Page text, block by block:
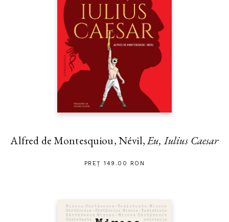
Alfred de Montesquiou, Névil,Eu, Iulius Caesar
PREȚ 149.00 RON